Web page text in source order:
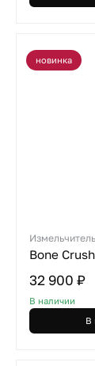
новинка
Bone
32 900 ₽
В наличии
В